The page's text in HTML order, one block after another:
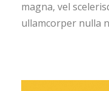
magna, vel
ullamcorper nulla